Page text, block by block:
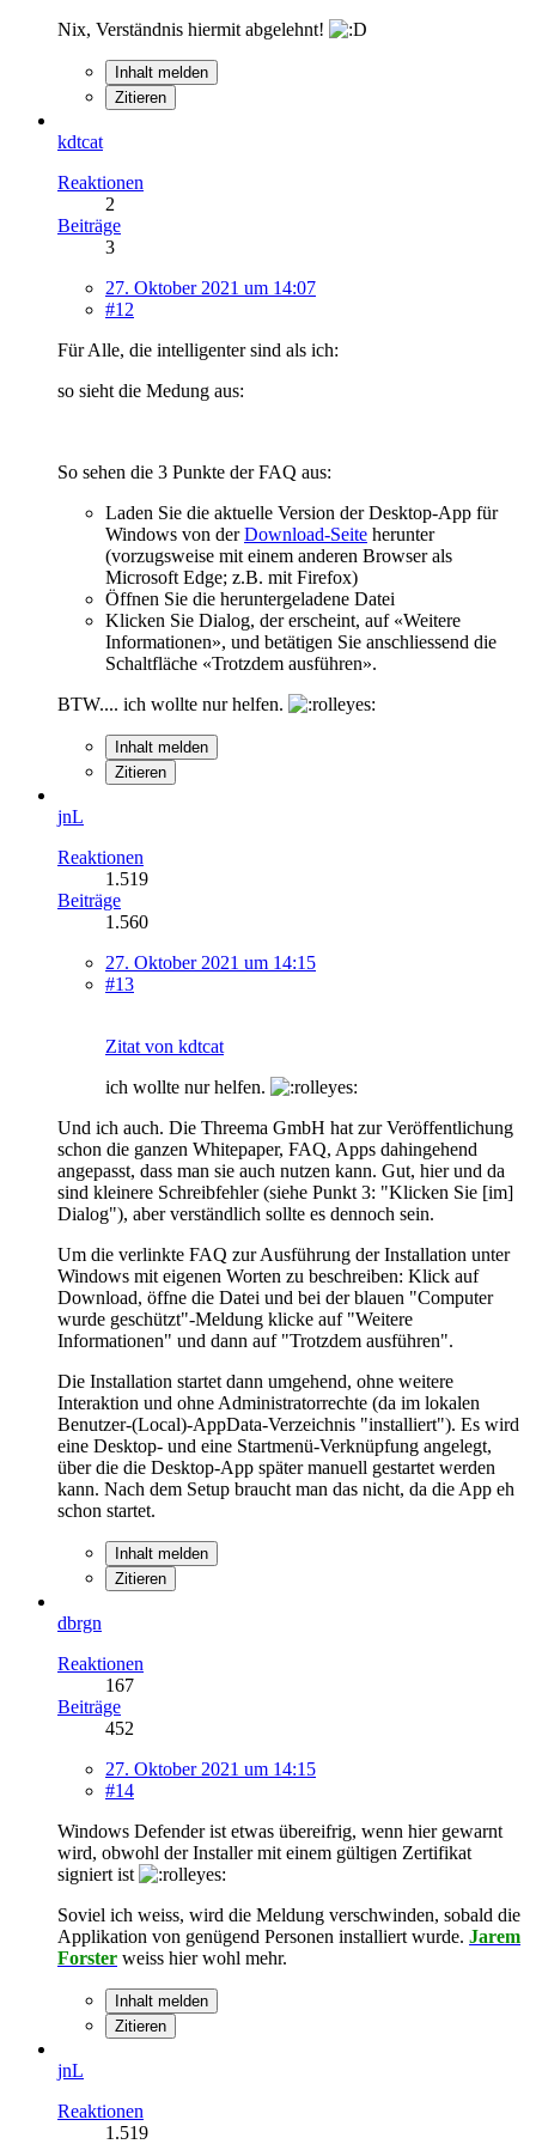
Nix, Verständnis hiermit abgelehnt!
Inhalt melden
Zitieren
kdtcat
Reaktionen
2
Beiträge
3
27. Oktober 2021 um 14:07
#12
Für Alle, die intelligenter sind als ich:
so sieht die Medung aus:
So sehen die 3 Punkte der FAQ aus:
Laden Sie die aktuelle Version der Desktop-App für
Windows von derDownload-Seite herunter
(vorzugsweise mit einem anderen Browser als
Microsoft Edge; z.B. mit Firefox)
Öffnen Sie die heruntergeladene Datei
Klicken Sie Dialog, der erscheint, auf «Weitere
Informationen», und betätigen Sie anschliessend die
Schaltfläche «Trotzdem ausführen».
BTW.... ich wollte nur helfen.
Inhalt melden
Zitieren
jnL
Reaktionen
1.519
Beiträge
1.560
27. Oktober 2021 um 14:15
#13
Zitat von kdtcat
ich wollte nur helfen.
Und ich auch. Die Threema GmbH hat zur Veröffentlichung
schon die ganzen Whitepaper, FAQ, Apps dahingehend
angepasst, dass man sie auch nutzen kann. Gut, hier und da
sind kleinere Schreibfehler (siehe Punkt 3: "Klicken Sie [im]
Dialog"), aber verständlich sollte es dennoch sein.
Um die verlinkte FAQ zur Ausführung der Installation unter
Windows mit eigenen Worten zu beschreiben: Klick auf
Download, öffne die Datei und bei der blauen "Computer
wurde geschützt"-Meldung klicke auf "Weitere
Informationen" und dann auf "Trotzdem ausführen".
Die Installation startet dann umgehend, ohne weitere
Interaktion und ohne Administratorrechte (da im lokalen
Benutzer-(Local)-AppData-Verzeichnis "installiert"). Es wird
eine Desktop- und eine Startmenü-Verknüpfung angelegt,
über die die Desktop-App später manuell gestartet werden
kann. Nach dem Setup braucht man das nicht, da die App eh
schon startet.
Inhalt melden
Zitieren
dbrgn
Reaktionen
167
Beiträge
452
27. Oktober 2021 um 14:15
#14
Windows Defender ist etwas übereifrig, wenn hier gewarnt
wird, obwohl der Installer mit einem gültigen Zertifikat
signiert ist
Soviel ich weiss, wird die Meldung verschwinden, sobald die
Applikation von genügend Personen installiert wurde. Jarem
Forster weiss hier wohl mehr.
Inhalt melden
Zitieren
jnL
Reaktionen
1.519